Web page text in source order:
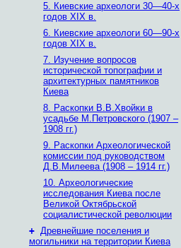
5. Киевские археологи 30—40-х
годов XIX в.
6. Киевские археологи 60—90-х
годов XIX в.
7. Изучение вопросов
исторической топографии и
архитектурных памятников
Киева
8. Раскопки В.В.Хвойки в
усадьбе М.Петровского (1907 –
1908 гг.)
9. Раскопки Археологической
комиссии под руководством
Д.В.Милеева (1908 – 1914 гг.)
10. Археологические
исследования Киева после
Великой Октябрьской
социалистической революции
+ Древнейшие поселения и
могильники на территории Киева